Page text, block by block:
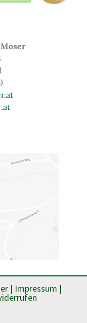
| Impressum |